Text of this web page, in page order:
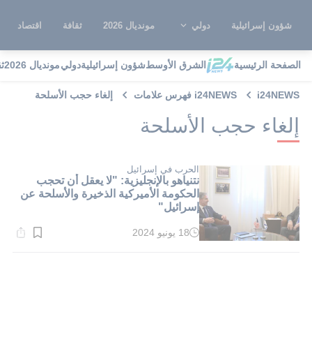
شؤون إسرائيلية دولي مونديال 2026 ثقافة اقتصاد
الصفحة الرئيسية الشرق الأوسطشؤون إسرائيليةدوليمونديال 2026
i24NEWS i24NEWS فهرس علامات إلغاء حجب الأسلحة
إلغاء حجب الأسلحة
الحرب في إسرائيل
نتنياهو بالإنجليزية: "لا يعقل أن تحجب
الحكومة الأميركية الذخيرة والأسلحة عن
إسرائيل"
وقت
18 يونيو 2024